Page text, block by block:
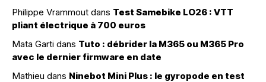
Philippe Vrammout dans Test Samebike LO26 : VTT
pliant électrique à 700 euros
Mata Garti dans Tuto : débrider la M365 ou M365 Pro
avec le dernier firmware en date
Mathieu dans Ninebot Mini Plus : le gyropode en test